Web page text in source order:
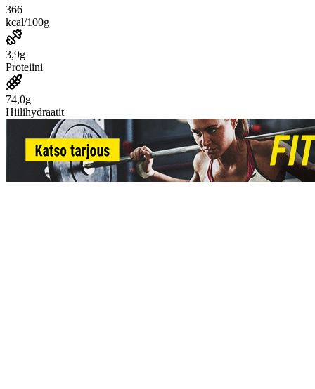
366
kcal/100g
3,9g
Proteiini
74,0g
Hiilihydraatit